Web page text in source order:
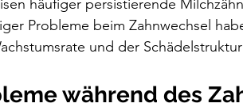
häufiger persistierende
Probleme beim Zahnwechsel
und der
während des